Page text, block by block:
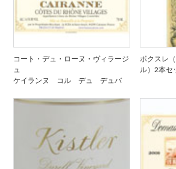
コート・デュ・ローヌ・ヴィラージ
ュ
ケイランヌ コル デュ デュバ
ボクスレ
ル）2本セ